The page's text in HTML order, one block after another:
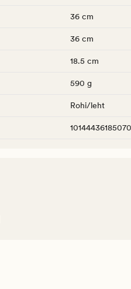
36 cm
36 cm
18.5 cm
590 g
Rohi/leht
10144436185070